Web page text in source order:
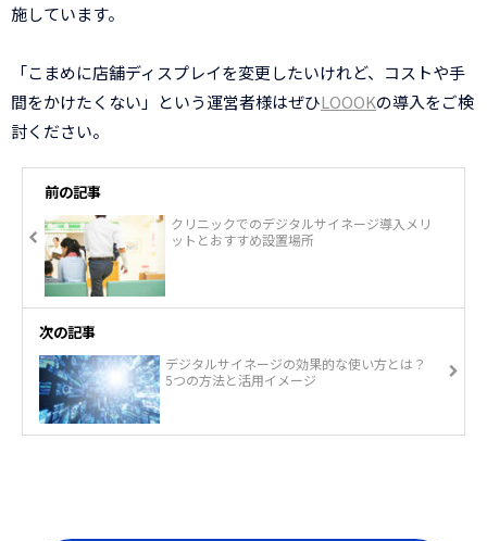
施しています。
「こまめに店舗ディスプレイを変更したいけれど、コストや手
間をかけたくない」という運営者様はぜひLOOOKの導入をご検
討ください。
前の記事
クリニックでのデジタルサイネージ導入メリ
ットとおすすめ設置場所
次の記事
デジタルサイネージの効果的な使い方とは？
5つの方法と活用イメージ